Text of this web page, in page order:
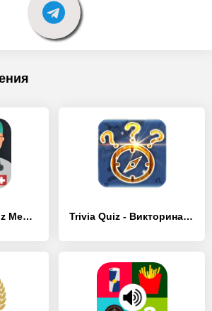
Doctor Trivia - Quiz Medicina - [MOD Бесконечные монеты] Trivia Quiz - Викторина: Все о - [MOD Бесконечные монеты]